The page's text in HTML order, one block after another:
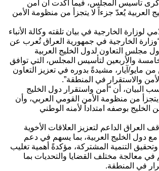
تأسيس المجلس، فيما أكدت أن أمن
العربية يُعدّ جزءاً لا يتجزأ من منظومة الأمن
لوزارة الخارجية في بيان تلقته وكالة الأنباء
“وزارة الخارجية في جمهورية العراق تُعرب عن
مجلس التعاون لدول الخليج العربية
والأربعين لتأسيس المجلس، التي توافق
مايو/آيار، مشيدةً بدوره في تعزيز التعاون
والاستقرار في المنطقة”.
البيان، أن “أمن واستقرار دول الخليج
يتجزأ من منظومة الأمن القومي العربي، وأن
الخليج بوصفه امتداداً لأمنه الوطني
العراق الداعم لتعزيز العلاقات الأخوية
دول الخليج العربية، بما يسهم في دعم
وتحقيق التنمية المشتركة، مؤكدةً أهمية تغليب
في معالجة مختلف القضايا والتحديات بما
في المنطقة.